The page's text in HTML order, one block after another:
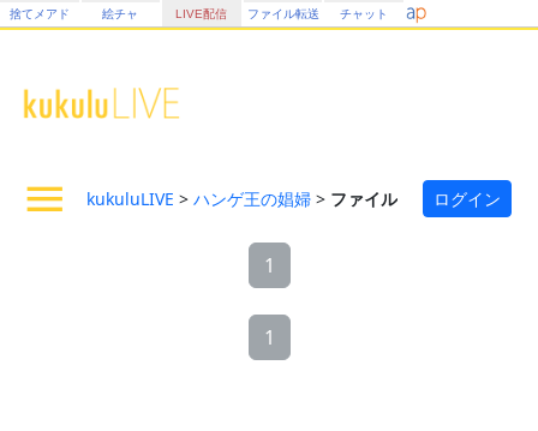
捨てメアド 絵チャ LIVE配信 ファイル転送 チャット
kukuluLIVE > ハンゲ王の娼婦 > ファイル ログイン
1
1